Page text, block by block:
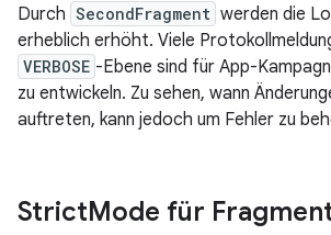
Durch SecondFragment werden die
erheblich erhöht. Viele
VERBOSE -Ebene sind für App-
zu entwickeln. Zu sehen, wann
auftreten, kann jedoch um Fehler zu
StrictMode für